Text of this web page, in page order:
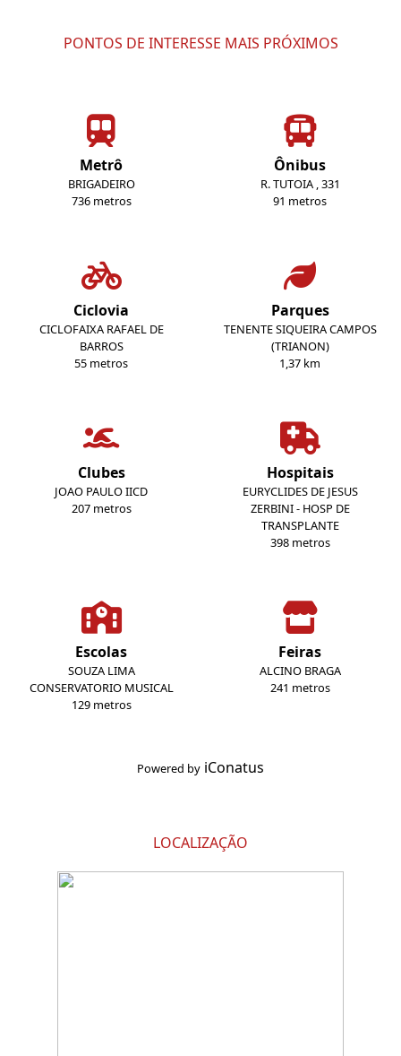
PONTOS DE INTERESSE MAIS PRÓXIMOS
Metrô
BRIGADEIRO
736 metros
Ônibus
R. TUTOIA , 331
91 metros
Ciclovia
CICLOFAIXA RAFAEL DE
BARROS
55 metros
Parques
TENENTE SIQUEIRA CAMPOS
(TRIANON)
1,37 km
Clubes
JOAO PAULO IICD
207 metros
Hospitais
EURYCLIDES DE JESUS
ZERBINI - HOSP DE
TRANSPLANTE
398 metros
Escolas
SOUZA LIMA
CONSERVATORIO MUSICAL
129 metros
Feiras
ALCINO BRAGA
241 metros
Powered by iConatus
LOCALIZAÇÃO